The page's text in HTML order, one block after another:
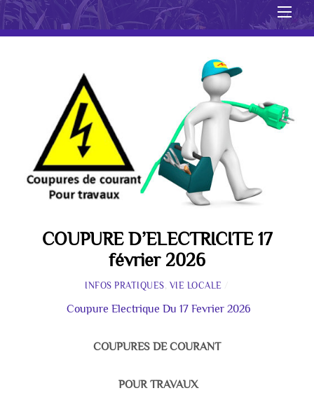
COUPURE D’ELECTRICITE 17
février 2026
INFOS PRATIQUES,VIE LOCALE
Coupure Electrique Du 17 Fevrier 2026
COUPURES DE COURANT
POUR TRAVAUX